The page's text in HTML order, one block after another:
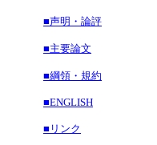
■声明・論評
■主要論文
■綱領・規約
■ENGLISH
■リンク